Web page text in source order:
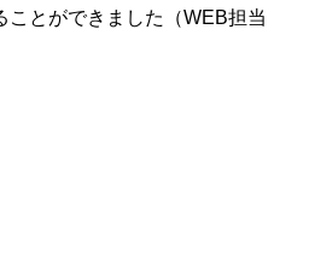
とができました（WEB担当